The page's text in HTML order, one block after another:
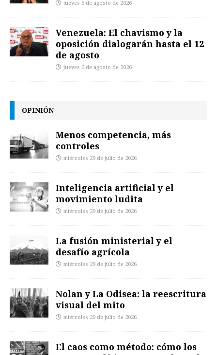
jueves 6 de agosto de 2026
Venezuela: El chavismo y la
oposición dialogarán hasta el 12
de agosto
jueves 6 de agosto de 2026
OPINIÓN
Menos competencia, más
controles
miércoles 29 de julio de 2026
Inteligencia artificial y el
movimiento ludita
miércoles 29 de julio de 2026
La fusión ministerial y el
desafío agrícola
miércoles 29 de julio de 2026
Nolan y La Odisea: la reescritura
visual del mito
miércoles 29 de julio de 2026
El caos como método: cómo los